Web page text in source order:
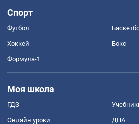
Спорт
Футбол
Хоккей Бокс
Формула-1
Моя школа
ГДЗ
Онлайн уроки ДПА